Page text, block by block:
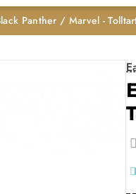
Panther / Marvel -